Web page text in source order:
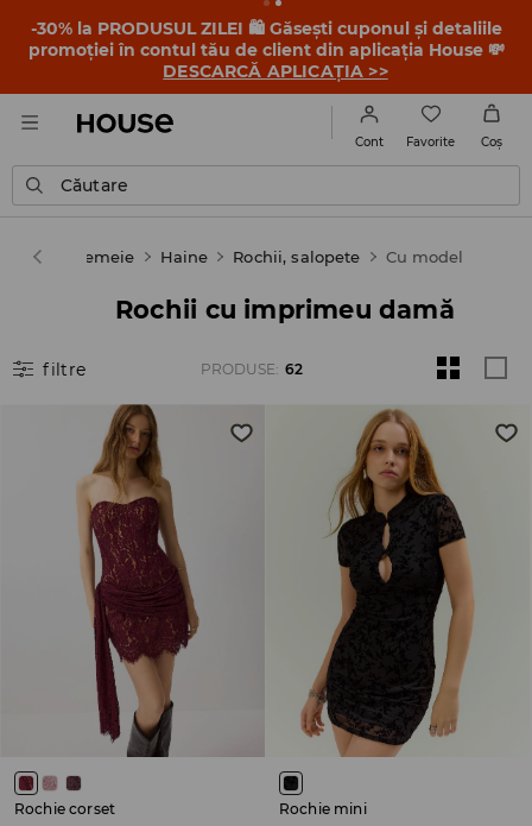
-30% la PRODUSUL ZILEI 🛍️ Găsești cuponul și detaliile
promoției în contul tău de client din aplicația House 💸
DESCARCĂ APLICAȚIA >>
Cont Favorite Coş
Căutare
Femeie Haine Rochii, salopete Cu model
Rochii cu imprimeu damă
filtre PRODUSE: 62
Rochie corset
Rochie mini